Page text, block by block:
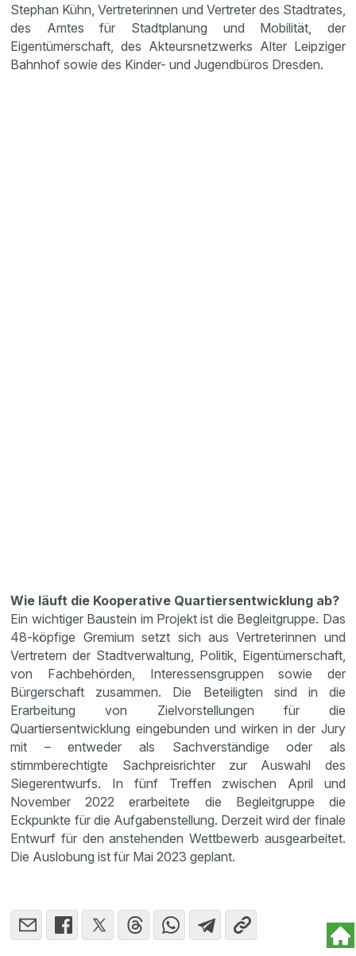
Stephan Kühn, Vertreterinnen und Vertreter des Stadtrates,
des Amtes für Stadtplanung und Mobilität, der
Eigentümerschaft, des Akteursnetzwerks Alter Leipziger
Bahnhof sowie des Kinder- und Jugendbüros Dresden.
Wie läuft die Kooperative Quartiersentwicklung ab?
Ein wichtiger Baustein im Projekt ist die Begleitgruppe. Das
48-köpfige Gremium setzt sich aus Vertreterinnen und
Vertretern der Stadtverwaltung, Politik, Eigentümerschaft,
von Fachbehörden, Interessensgruppen sowie der
Bürgerschaft zusammen. Die Beteiligten sind in die
Erarbeitung von Zielvorstellungen für die
Quartiersentwicklung eingebunden und wirken in der Jury
mit – entweder als Sachverständige oder als
stimmberechtigte Sachpreisrichter zur Auswahl des
Siegerentwurfs. In fünf Treffen zwischen April und
November 2022 erarbeitete die Begleitgruppe die
Eckpunkte für die Aufgabenstellung. Derzeit wird der finale
Entwurf für den anstehenden Wettbewerb ausgearbeitet.
Die Auslobung ist für Mai 2023 geplant.